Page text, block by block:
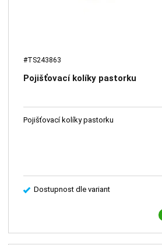
#TS243863
Pojišťovací kolíky pastorku
Pojišťovací kolíky pastorku
Dostupnost dle variant